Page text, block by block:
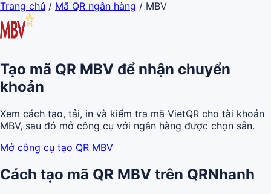
Trang chủ / Mã QR ngân hàng / MBV
Tạo mã QR MBV để nhận chuyển
khoản
Xem cách tạo, tải, in và kiểm tra mã VietQR cho tài khoản
MBV, sau đó mở công cụ với ngân hàng được chọn sẵn.
Mở công cụ tạo QR MBV
Cách tạo mã QR MBV trên QRNhanh